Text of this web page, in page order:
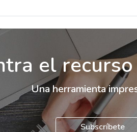
el
Una herramienta
Subscríbete